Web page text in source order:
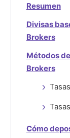
Resumen
Divisas
Brokers
Métodos
Brokers
Cómo